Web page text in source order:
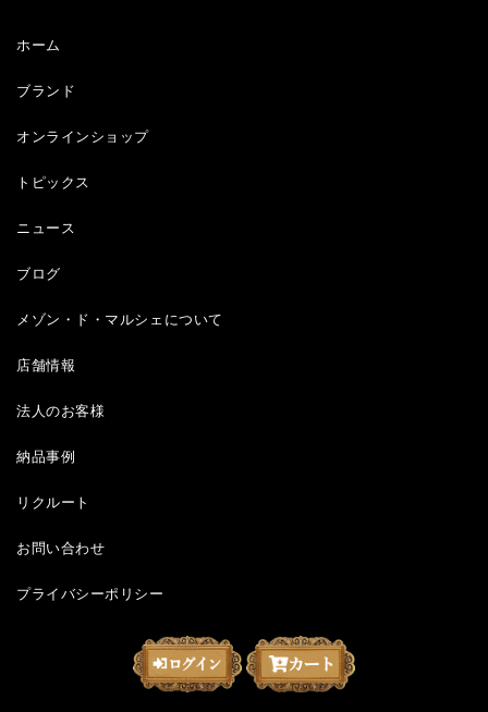
ホーム
ブランド
オンラインショップ
トピックス
ニュース
ブログ
メゾン・ド・マルシェについて
店舗情報
法人のお客様
納品事例
リクルート
お問い合わせ
プライバシーポリシー